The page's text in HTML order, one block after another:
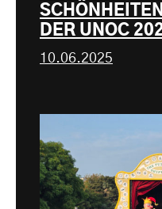
DER UNOC
10.06.2025